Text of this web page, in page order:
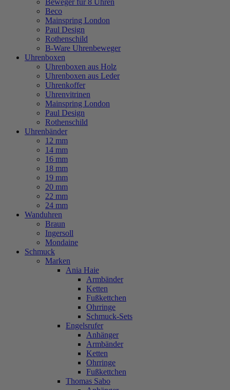
Beweger für 8 Uhren
Beco
Mainspring London
Paul Design
Rothenschild
B-Ware Uhrenbeweger
Uhrenboxen
Uhrenboxen aus Holz
Uhrenboxen aus Leder
Uhrenkoffer
Uhrenvitrinen
Mainspring London
Paul Design
Rothenschild
Uhrenbänder
12 mm
14 mm
16 mm
18 mm
19 mm
20 mm
22 mm
24 mm
Wanduhren
Braun
Ingersoll
Mondaine
Schmuck
Marken
Ania Haie
Armbänder
Ketten
Fußkettchen
Ohrringe
Schmuck-Sets
Engelsrufer
Anhänger
Armbänder
Ketten
Ohrringe
Fußkettchen
Thomas Sabo